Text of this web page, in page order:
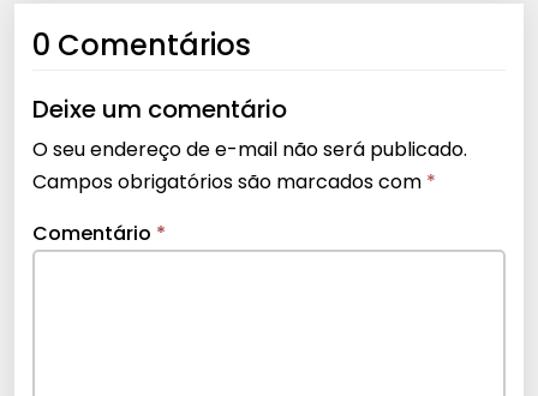
0 Comentários
Deixe um comentário
O seu endereço de e-mail não será publicado.
Campos obrigatórios são marcados com *
Comentário *